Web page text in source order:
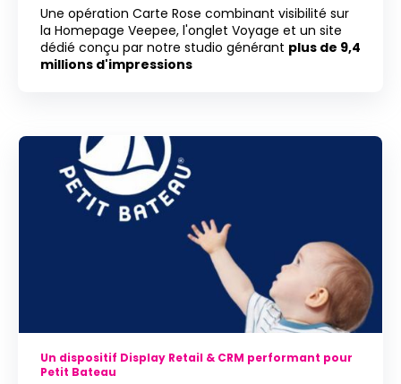
Une opération Carte Rose combinant visibilité sur
la Homepage Veepee, l'onglet Voyage et un site
dédié conçu par notre studio générant plus de 9,4
millions d'impressions
Un dispositif Display Retail & CRM performant pour
Petit Bateau